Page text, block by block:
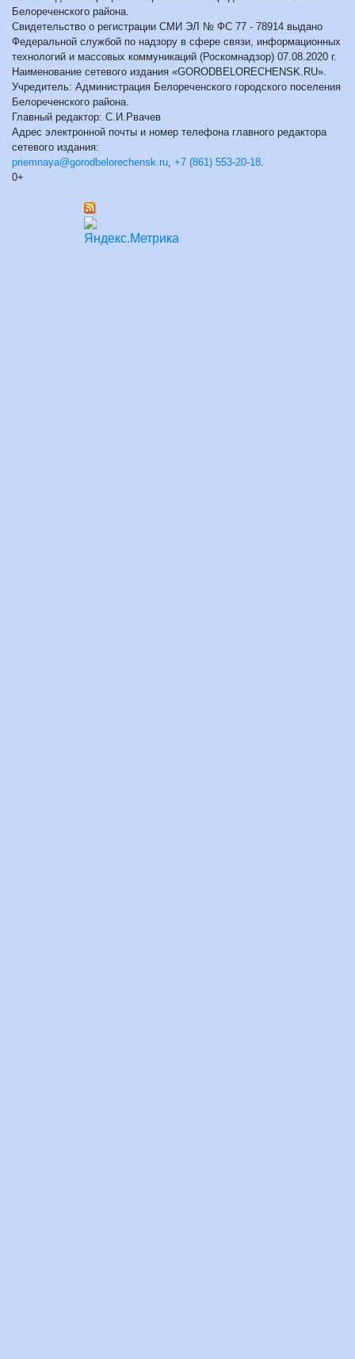
Белореченского района.
Свидетельство о регистрации СМИ ЭЛ № ФС 77 - 78914 выдано
Федеральной службой по надзору в сфере связи, информационных
технологий и массовых коммуникаций (Роскомнадзор) 07.08.2020 г.
Наименование сетевого издания «GORODBELORECHENSK.RU».
Учредитель: Администрация Белореченского городского поселения
Белореченского района.
Главный редактор: С.И.Рвачев
Адрес электронной почты и номер телефона главного редактора
сетевого издания:
priemnaya@gorodbelorechensk.ru +7 (861) 553-20-18
0+